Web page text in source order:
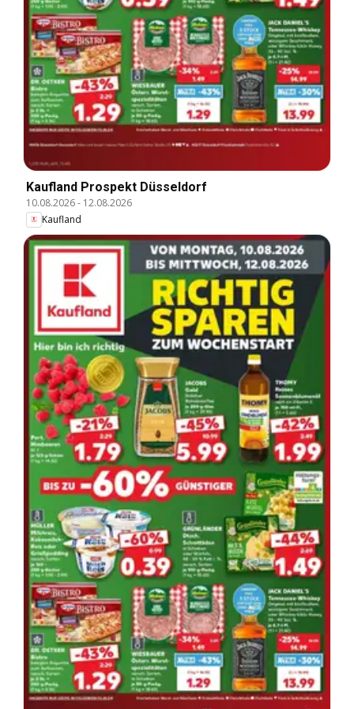
Kaufland Prospekt Düsseldorf
10.08.2026- 12.08.2026
Kaufland